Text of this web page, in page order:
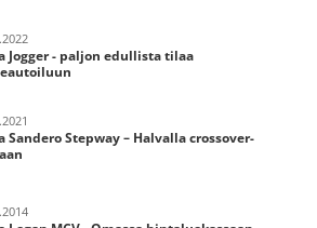
Jogger - paljon edullista tilaa
Sandero Stepway – Halvalla crossover-